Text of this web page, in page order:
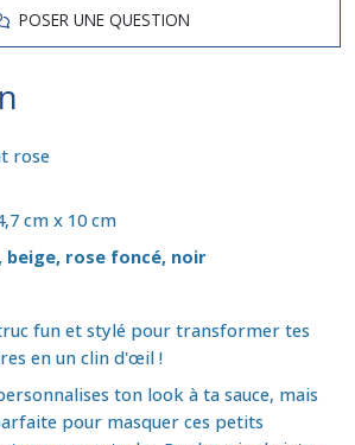
POSER UNE QUESTION
rose
cm x 10 cm
beige, rose foncé, noir
fun et stylé pour transformer tes
en un clin d'œil !
ton look à ta sauce, mais
pour masquer ces petits